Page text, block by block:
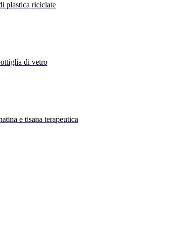
plastica riciclate
di vetro
e tisana terapeutica